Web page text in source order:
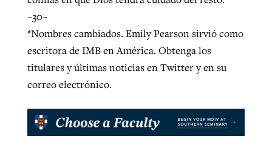
–30–
*Nombres cambiados. Emily Pearson sirvió como
escritora de IMB en América. Obtenga los
titulares y últimas noticias en Twitter y en su
correo electrónico.